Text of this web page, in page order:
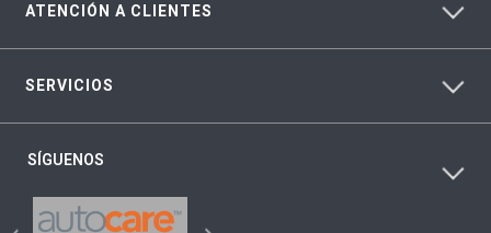
ATENCIÓN A CLIENTES
SERVICIOS
SÍGUENOS